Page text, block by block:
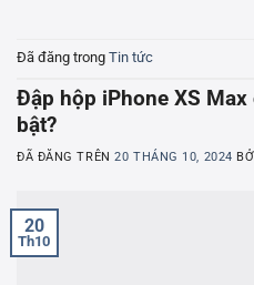
Đã đăng trong Tin tức
Đập hộp iPhone XS
bật?
ĐÃ ĐĂNG TRÊN20 THÁNG 10, 2024
20
Th10